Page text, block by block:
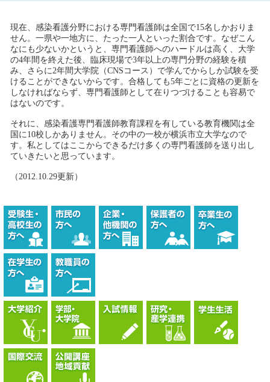
現在、感染看護分野における専門看護師は全国で15名しかおりま
せん。一県や一地方に、たった一人といった割合です。なぜこん
なにも少ないかというと、専門看護師へのハードルは高く、大学
の4年間を終えた後、臨床現場で3年以上の専門分野の経験を積
み、さらに2年間大学院（CNSコース）で学んでからしか試験を受
けることができないからです。合格しても5年ごとに資格の更新を
しなければならず、専門看護師として在りつづけることも容易で
はないのです。
それに、感染看護専門看護師教育課程を有している教育機関は全
国に10校しかありません。その中の一校が横浜市立大学なので
す。私としてはここからできるだけ多くの専門看護師を送り出し
ていきたいと思っています。
（2012.10.29更新）